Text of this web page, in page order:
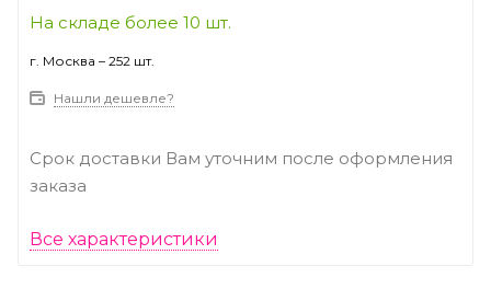
На складе более 10 шт.
г. Москва – 252 шт.
Нашли дешевле?
Срок доставки Вам уточним после оформления
заказа
Все характеристики